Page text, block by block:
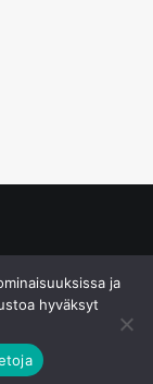
ja
hyväksyt